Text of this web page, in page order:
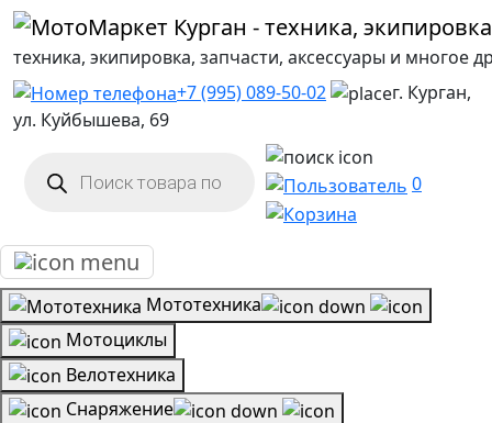
техника, экипировка, запчасти, аксессуары и многое
+7 (995) 089-50-02
г. Курган,
ул. Куйбышева, 69
товаров 0
Мототехника
Мотоциклы
Велотехника
Снаряжение